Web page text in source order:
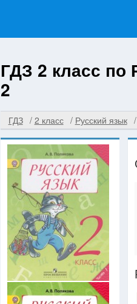
ГДЗ 2 класс по
2
ГДЗ 2 класс Русский язык